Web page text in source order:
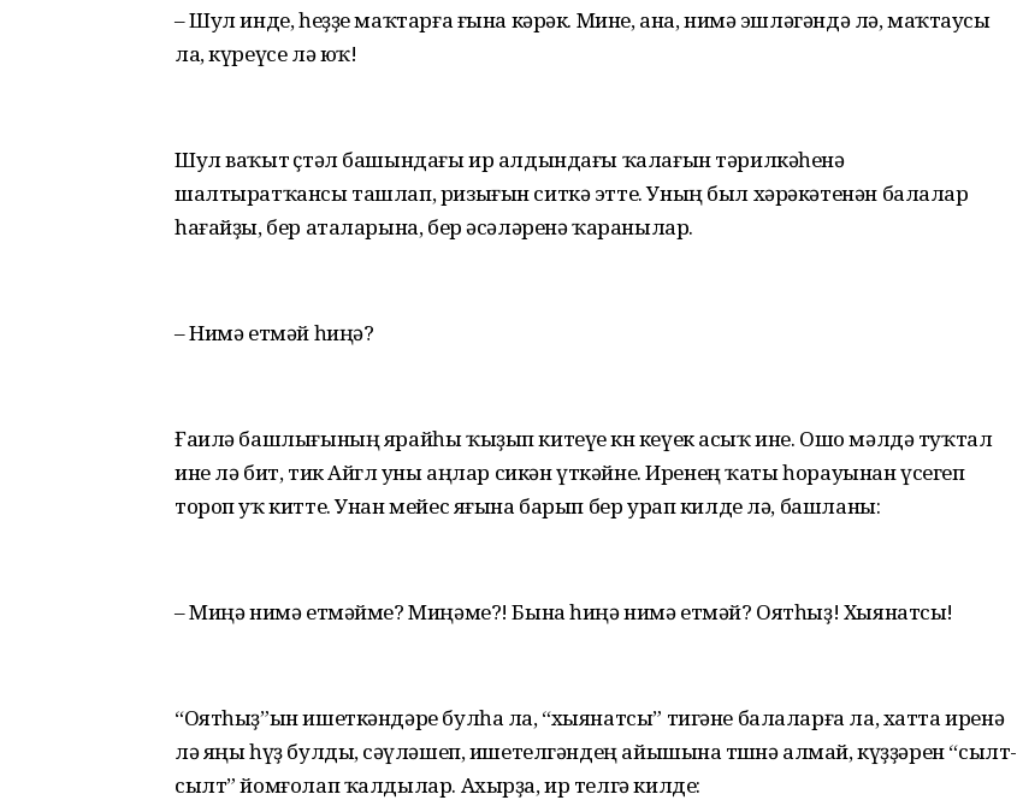
– Шул инде, һеҙҙе маҡтарға ғына кәрәк. Мине, ана, нимә эшләгәндә лә, маҡтаусы
ла, күреүсе лә юҡ!
Шул ваҡыт өҫтәл башындағы ир алдындағы ҡалағын тәрилкәһенә
шалтыратҡансы ташлап, ризығын ситкә этте. Уның был хәрәкәтенән балалар
һағайҙы, бер аталарына, бер әсәләренә ҡаранылар.
– Нимә етмәй һиңә?
Ғаилә башлығының ярайһы ҡыҙып китеүе көн кеүек асыҡ ине. Ошо мәлдә туҡтал
ине лә бит, тик Айгөл уны аңлар сикән үткәйне. Иренең ҡаты һорауынан үсегеп
тороп уҡ китте. Унан мейес яғына барып бер урап килде лә, башланы:
– Миңә нимә етмәйме? Миңәме?! Бына һиңә нимә етмәй? Оятһыҙ! Хыянатсы!
“Оятһыҙ”ын ишеткәндәре булһа ла, “хыянатсы” тигәне балаларға ла, хатта иренә
лә яңы һүҙ булды, өсәүләшеп, ишетелгәндең айышына төшөнә алмай, күҙҙәрен “сылт-
сылт” йомғолап ҡалдылар. Ахырҙа, ир телгә килде: